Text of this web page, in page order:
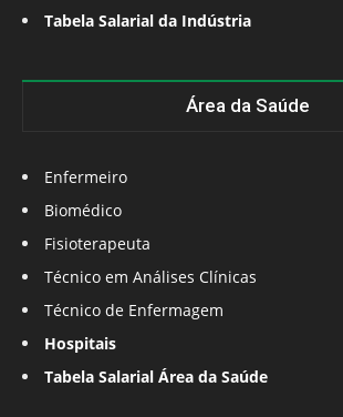
Tabela Salarial da Indústria
Área da Saúde
Enfermeiro
Biomédico
Fisioterapeuta
Técnico em Análises Clínicas
Técnico de Enfermagem
Hospitais
Tabela Salarial Área da Saúde